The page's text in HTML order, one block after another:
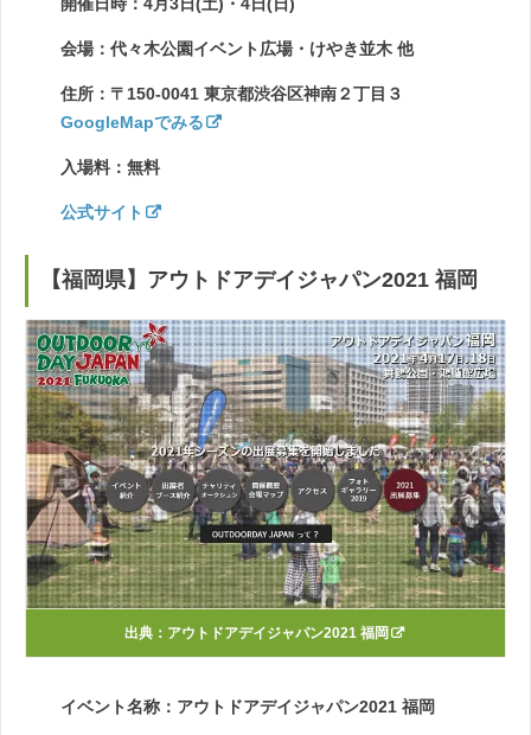
会場：代々木公園イベント広場・けやき並木 他
住所：〒150-0041 東京都渋谷区神南２丁目３
GoogleMapでみる
入場料：無料
公式サイト
【福岡県】アウトドアデイジャパン2021 福岡
出典： アウトドアデイジャパン2021 福岡
イベント名称：アウトドアデイジャパン2021 福岡